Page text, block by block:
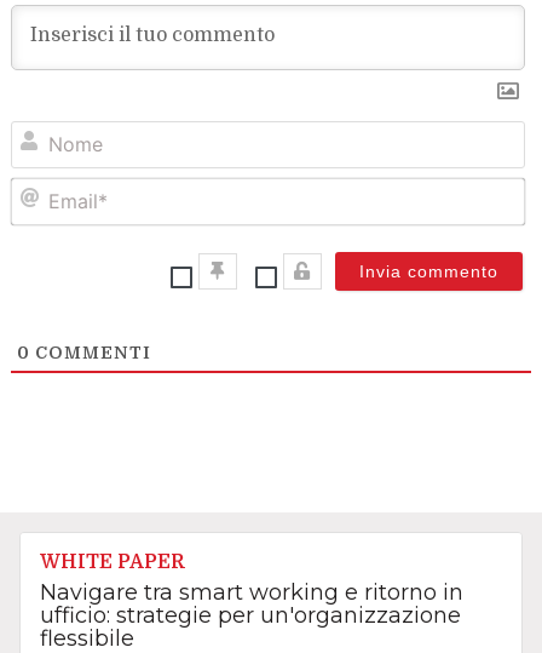
0 COMMENTI
WHITE PAPER
Navigare tra smart working e ritorno in
ufficio: strategie per un'organizzazione
flessibile